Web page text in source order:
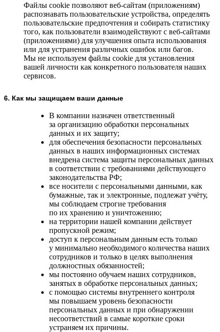
Файлы cookie позволяют веб-сайтам (приложениям)
распознавать пользовательские устройства, определять
пользовательские предпочтения и собирать статистику
того, как пользователи взаимодействуют с веб-сайтами
(приложениями) для улучшения опыта использования
или для устранения различных ошибок или багов.
Мы не используем файлы cookie для установления
вашей личности как конкретного пользователя наших
сервисов.
6. Как мы защищаем ваши данные
В компании назначен ответственный
за организацию обработки персональных
данных и их защиту;
для обеспечения безопасности персональных
данных в наших информационных системах
внедрена система защиты персональных данных
в соответствии с требованиями действующего
законодательства РФ;
все носители с персональными данными, как
бумажные, так и электронные, подлежат учёту,
мы соблюдаем строгие требования
по их хранению и уничтожению;
на территории нашей компании действует
пропускной режим;
доступ к персональным данным есть только
у минимально необходимого количества наших
сотрудников и только в целях выполнения
должностных обязанностей;
мы постоянно обучаем наших сотрудников,
занятых в обработке персональных данных;
с помощью системы внутреннего контроля
мы повышаем уровень безопасности
персональных данных и при обнаружении
несоответствий в самые короткие сроки
устраняем их причины.